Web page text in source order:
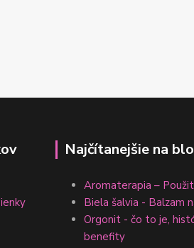
Najčítanejšie na
Aromaterapia –
Biela šalvia - Balzam
Orgonit - čo to je,
benefity